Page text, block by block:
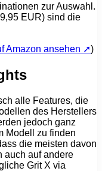
zur Auswahl.
EUR) sind die
Amazon ansehen ➚)
alle Features, die
des Herstellers
jedoch ganz
Modell zu finden
die meisten davon
auch auf andere
Grit X via